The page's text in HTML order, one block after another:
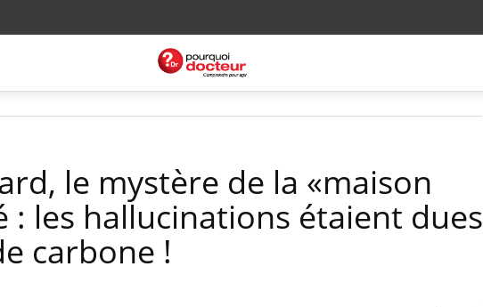
le mystère de la «maison
: les hallucinations étaient dues
carbone !